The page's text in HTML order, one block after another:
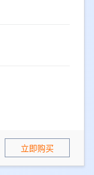
立即购买